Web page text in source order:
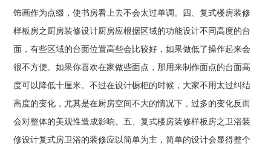
饰画作为点缀，使书房看上去不会太过单调。四、复式楼房装修
样板房之厨房装修设计厨房应根据区域的功能设计不同高度的台
面，有些区域的台面位置高些会比较好，如果做低了操作起来会
很不方便。如果你喜欢在家做些面点，那用来制作面点的台面高
度可以降低十厘米。不过在设计橱柜的时候，大家不用太过纠结
高度的变化，尤其是在厨房空间不大的情况下，过多的变化反而
会对整体的美观性造成影响。五、复式楼房装修样板房之卫浴装
修设计复式房卫浴的装修应以简单为主，简单的设计会显得整个